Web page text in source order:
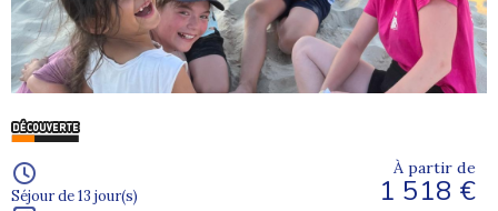
Séjour de 13 jour(s)
À partir de
1 518 €